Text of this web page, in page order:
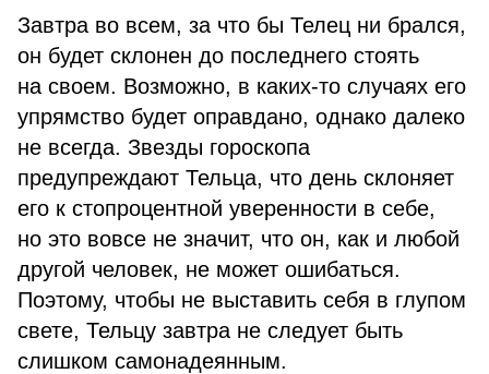
Завтра во всем, за что бы Телец ни брался,
он будет склонен до последнего стоять
на своем. Возможно, в каких-то случаях его
упрямство будет оправдано, однако далеко
не всегда. Звезды гороскопа
предупреждают Тельца, что день склоняет
его к стопроцентной уверенности в себе,
но это вовсе не значит, что он, как и любой
другой человек, не может ошибаться.
Поэтому, чтобы не выставить себя в глупом
свете, Тельцу завтра не следует быть
слишком самонадеянным.